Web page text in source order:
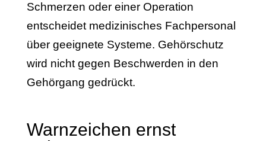
Schmerzen oder einer Operation
entscheidet medizinisches Fachpersonal
über geeignete Systeme. Gehörschutz
wird nicht gegen Beschwerden in den
Gehörgang gedrückt.
Warnzeichen ernst